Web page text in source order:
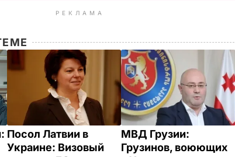
РЕКЛАМА
Посол Латвии в
Украине: Визовый
МВД Грузии:
Грузинов, воюющих